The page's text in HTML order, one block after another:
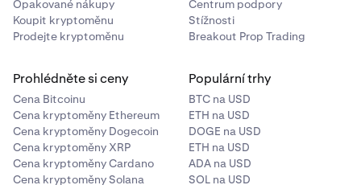
Opakované nákupy
Koupit kryptoměnu
Prodejte kryptoměnu
Centrum podpory
Stížnosti
Breakout Prop Trading
Prohlédněte si ceny
Cena Bitcoinu
Cena kryptoměny Ethereum
Cena kryptoměny Dogecoin
Cena kryptoměny XRP
Cena kryptoměny Cardano
Cena kryptoměny Solana
Populární trhy
BTC na USD
ETH na USD
DOGE na USD
ETH na USD
ADA na USD
SOL na USD